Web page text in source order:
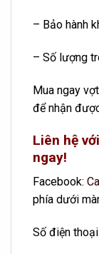
– Bảo hành
– Số lượng
Mua ngay
để nhận
Liên hệ
ngay!
Facebook:
phía dưới
Số điện